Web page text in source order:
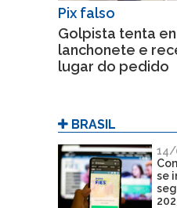
Pix falso
Golpista tenta
lanchonete e
lugar do pedido
BRASIL
14/
se